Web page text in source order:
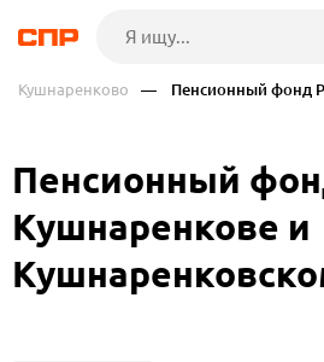
Кушнаренково — Пенсионный фонд
Пенсионный
Кушнаренкове и